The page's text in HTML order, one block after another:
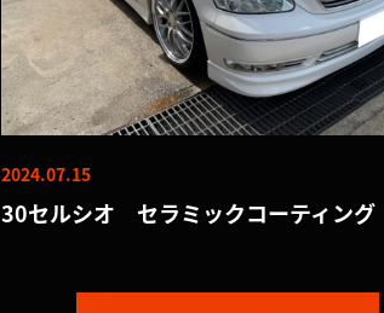
2024.07.15
30セルシオ セラミックコーティング